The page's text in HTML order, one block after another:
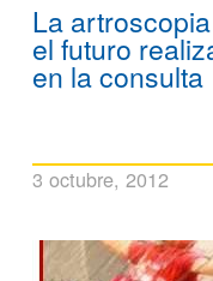
La
el futuro
en la consulta
3 octubre, 2012